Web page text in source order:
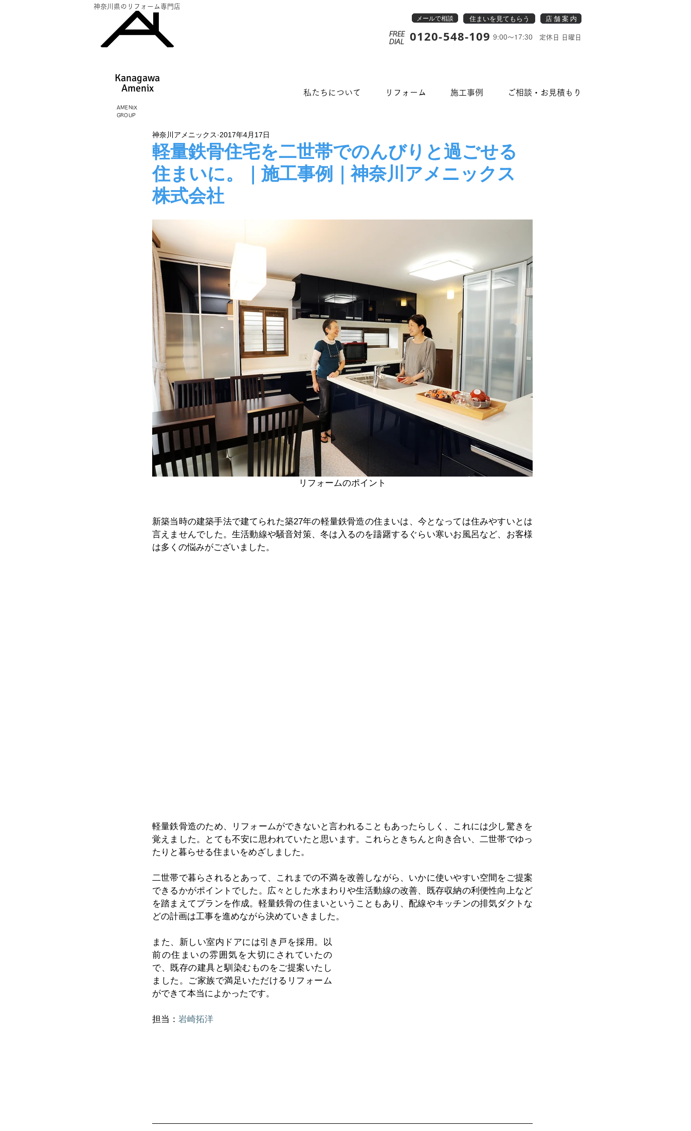
神奈川県のリフォーム専門店
メールで相談 住まいを見てもらう 店 舗 案 内
FREE
​DIAL
0120-548-109 9:00～17:30 定休日 日曜日
Kanagawa
Amenix​
AMENIX
GROUP
私たちについて リフォーム 施工事例 ご相談・お見積もり
軽量鉄骨住宅を二世帯でのんびりと過ごせる
住まいに。｜施工事例｜神奈川アメニックス
株式会社
神奈川アメニックス 2017年4月17日
リフォームのポイント
新築当時の建築手法で建てられた築27年の軽量鉄骨造の住まいは、今となっては住みやすいとは
言えませんでした。生活動線や騒音対策、冬は入るのを躊躇するぐらい寒いお風呂など、お客様
は多くの悩みがございました。
軽量鉄骨造のため、リフォームができないと言われることもあったらしく、これには少し驚きを
覚えました。とても不安に思われていたと思います。これらときちんと向き合い、二世帯でゆっ
たりと暮らせる住まいをめざしました。
二世帯で暮らされるとあって、これまでの不満を改善しながら、いかに使いやすい空間をご提案
できるかがポイントでした。広々とした水まわりや生活動線の改善、既存収納の利便性向上など
を踏まえてプランを作成。軽量鉄骨の住まいということもあり、配線やキッチンの排気ダクトな
どの計画は工事を進めながら決めていきました。
また、新しい室内ドアには引き戸を採用。以
前の住まいの雰囲気を大切にされていたの
で、既存の建具と馴染むものをご提案いたし
ました。ご家族で満足いただけるリフォーム
ができて本当によかったです。
担当： 岩崎拓洋